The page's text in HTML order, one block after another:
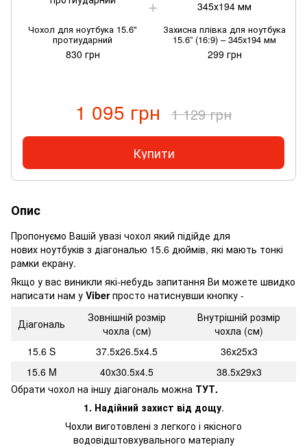
Чохол для ноутбука 15.6"
протиударний
830 грн
Захисна плівка для ноутбука
15.6” (16:9) – 345х194 мм
299 грн
1 095 грн 1 129 грн
Купити
Опис
Пропонуємо Вашій увазі чохол який підійде для
нових ноутбуків з діагональю 15.6 дюймів, які мають тонкі
рамки екрану.
Якщо у вас виникли які-небудь запитання Ви можете швидко
написати нам у Viberпросто натиснувши кнопку -
Діагональ
Зовнішній розмір
чохла (см)
Внутрішній розмір
чохла (см)
15.6 S
37.5х26.5х4.5
36х25х3
15.6 M
40x30.5x4.5
38.5x29x3
Обрати чохол на іншу діагональ можна ТУТ.
1. Надійний захист від дощу.
Чохли виготовлені з легкого і якісного
водовідштовхувального матеріалу